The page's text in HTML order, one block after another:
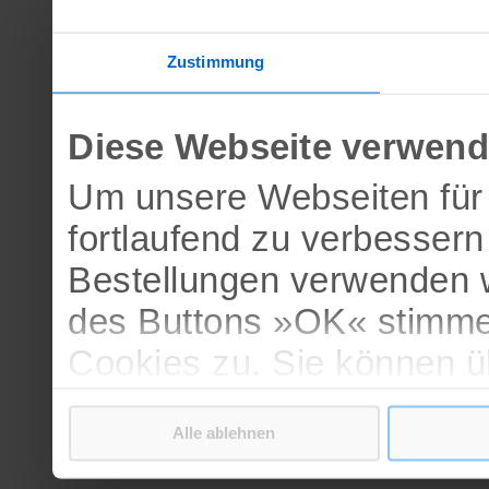
Zustimmung
Diese Webseite
Um unsere Webseiten
fortlaufend zu
Bestellungen
des Buttons »OK«
Cookies zu. Sie können
verschiedenen Cookies
bestätigen.
Alle ablehnen